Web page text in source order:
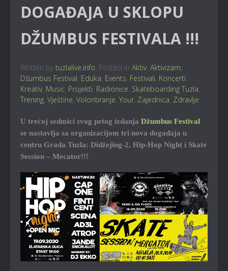
DOGAĐAJA U SKLOPU
DŽUMBUS FESTIVALA !!!
Written by tuzlalive.info. Posted in Aktiv, Aktivizam,
Džumbus Festival, Eduka, Events, Festivali, Koncerti,
Kreativ, Music, Projekti, Radionice, Skateboarding Tuzla,
Trening, Vještine, Volontiranje, Your, Zajednica, Zdravlje
U trećoj sedmici svog petog izdanja Džumbus Festival
se nastavlja sa organizacijom tri nova događaja u
centru Grada Tuzla: Didžejing-2, Hip-Hop Night i Skate
Session – Mecator!!!